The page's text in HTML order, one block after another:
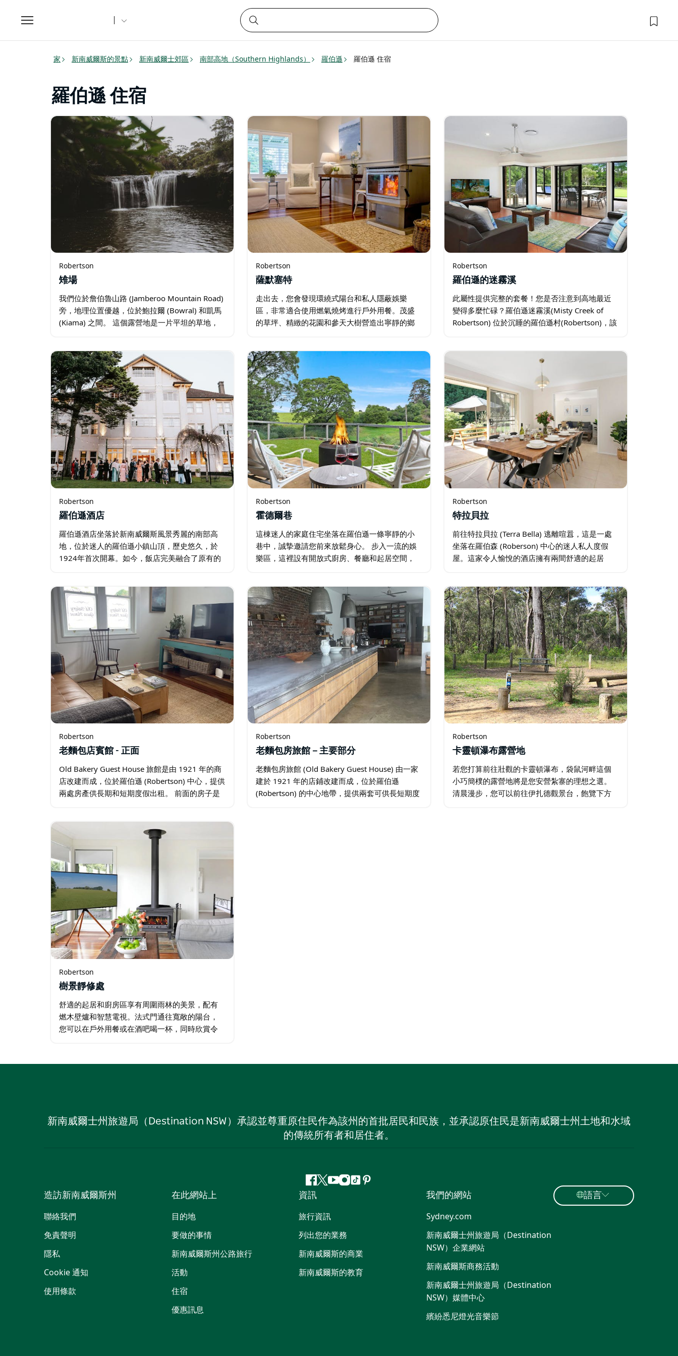
Toggle
navigation
家 新南威爾斯的景點 新南威爾士郊區 南部高地（Southern Highlands） 羅伯遜 羅伯遜 住宿
羅伯遜 住宿
Robertson
雉場
我們位於詹伯魯山路 (Jamberoo Mountain Road)
旁，地理位置優越，位於鮑拉爾 (Bowral) 和凱馬
(Kiama) 之間。 這個露營地是一片平坦的草地，
Robertson
薩默塞特
走出去，您會發現環繞式陽台和私人隱蔽娛樂
區，非常適合使用燃氣燒烤進行戶外用餐。茂盛
的草坪、精緻的花園和參天大樹營造出寧靜的鄉
客人可以輕鬆入住並欣賞周圍的環境…
Robertson
羅伯遜的迷霧溪
此屬性提供完整的套餐！您是否注意到高地最近
變得多麼忙碌？羅伯遜迷霧溪(Misty Creek of
Robertson) 位於沉睡的羅伯遜村(Robertson)，該
Robertson
羅伯遜酒店
羅伯遜酒店坐落於新南威爾斯風景秀麗的南部高
地，位於迷人的羅伯遜小鎮山頂，歷史悠久，於
1924年首次開幕。如今，飯店完美融合了原有的
專為婚禮…
Robertson
霍德爾巷
這棟迷人的家庭住宅坐落在羅伯遜一條寧靜的小
巷中，誠摯邀請您前來放鬆身心。 步入一流的娛
樂區，這裡設有開放式廚房、餐廳和起居空間，
或簡單地享受寧靜的空間…
Robertson
特拉貝拉
前往特拉貝拉 (Terra Bella) 逃離喧囂，這是一處
坐落在羅伯森 (Roberson) 中心的迷人私人度假
屋。這家令人愉悅的酒店擁有兩間舒適的起居
Robertson
老麵包店賓館 - 正面
Old Bakery Guest House 旅館是由 1921 年的商
店改建而成，位於羅伯遜 (Robertson) 中心，提供
兩處房產供長期和短期度假出租。 前面的房子是
Robertson
老麵包房旅館－主要部分
老麵包房旅館 (Old Bakery Guest House) 由一家
建於 1921 年的店鋪改建而成，位於羅伯遜
(Robertson) 的中心地帶，提供兩套可供長短期度
Robertson
卡靈頓瀑布露營地
若您打算前往壯觀的卡靈頓瀑布，袋鼠河畔這個
小巧簡樸的露營地將是您安營紮寨的理想之選。
清晨漫步，您可以前往伊扎德觀景台，飽覽下方
Robertson
樹景靜修處
舒適的起居和廚房區享有周圍雨林的美景，配有
燃木壁爐和智慧電視。法式門通往寬敞的陽台，
您可以在戶外用餐或在酒吧喝一杯，同時欣賞令
心。 …
新南威爾士州旅遊局（Destination NSW）承認並尊重原住民作為該州的首批居民和民族，並承認原住民是新南威爾士州土地和水域
的傳統所有者和居住者。
Facebook
嘰
喳
喳
Youtube
Instagram
抖 Pinterest
造訪新南威爾斯州
聯絡我們
免責聲明
隱私
Cookie 通知
使用條款
在此網站上
目的地
要做的事情
新南威爾斯州公路旅行
活動
住宿
優惠訊息
資訊
旅行資訊
列出您的業務
新南威爾斯的商業
新南威爾斯的教育
我們的網站
Sydney.com
新南威爾士州旅遊局（Destination
NSW）企業網站​
新南威爾斯商務活動
新南威爾士州旅遊局（Destination
NSW）媒體中心
繽紛悉尼燈光音樂節
語言